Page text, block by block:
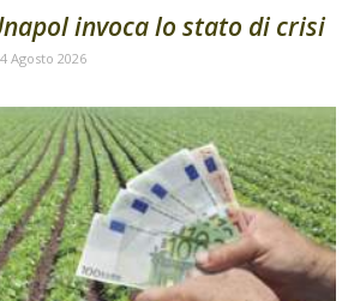
invoca lo stato di crisi
4 Agosto 2026